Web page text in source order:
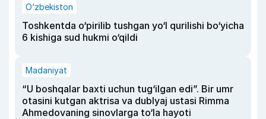
O‘zbekiston
Toshkentda o‘pirilib tushgan yo‘l qurilishi bo‘yicha
6 kishiga sud hukmi o‘qildi
Madaniyat
“U boshqalar baxti uchun tug‘ilgan edi”. Bir umr
otasini kutgan aktrisa va dublyaj ustasi Rimma
Ahmedovaning sinovlarga to‘la hayoti